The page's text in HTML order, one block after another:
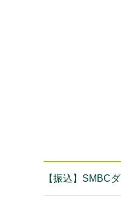
【振込】SMBC